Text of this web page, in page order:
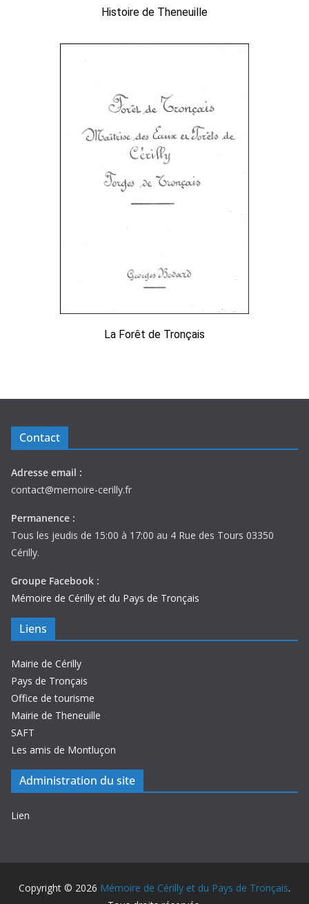
Histoire de Theneuille
La Forêt de Tronçais
Contact
Adresse email :
contact@memoire-cerilly.fr
Permanence :
Tous les jeudis de 15:00 à 17:00 au 4 Rue des Tours 03350
Cérilly.
Groupe Facebook :
Mémoire de Cérilly et du Pays de Tronçais
Liens
Mairie de Cérilly
Pays de Tronçais
Office de tourisme
Mairie de Theneuille
SAFT
Les amis de Montluçon
Administration du site
Lien
Copyright © 2026 Mémoire de Cérilly et du Pays de Tronçais.